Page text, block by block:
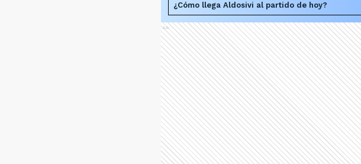
¿Cómo llega Aldosivi al partido de hoy?
Ads